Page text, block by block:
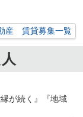
産 賃貸募集一覧
が続く』『地域